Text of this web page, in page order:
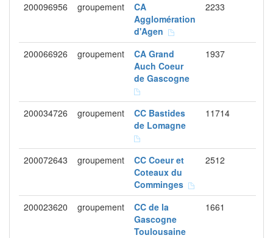
200096956
groupement
CA
Agglomération
d'Agen
2233
200066926 groupement
CA Grand
Auch Coeur
de Gascogne
1937
200034726 groupement
CC Bastides
de Lomagne
11714
200072643 groupement
CC Coeur et
Coteaux du
Comminges
2512
200023620 groupement
CC de la
Gascogne
Toulousaine
1661